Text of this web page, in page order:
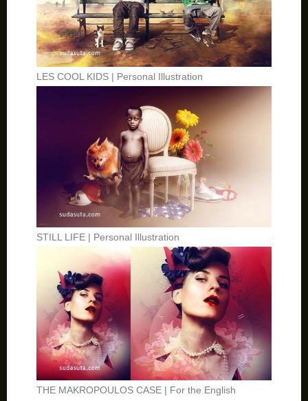
LES COOL KIDS | Personal Illustration
STILL LIFE | Personal Illustration
THE MAKROPOULOS CASE | For the English